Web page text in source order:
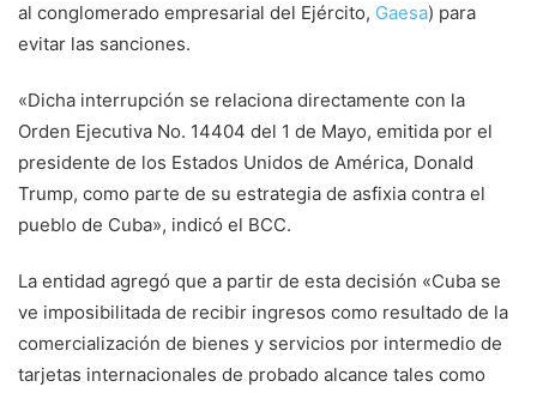
al conglomerado empresarial del Ejército, Gaesa) para
evitar las sanciones.
«Dicha interrupción se relaciona directamente con la
Orden Ejecutiva No. 14404 del 1 de Mayo, emitida por el
presidente de los Estados Unidos de América, Donald
Trump, como parte de su estrategia de asfixia contra el
pueblo de Cuba», indicó el BCC.
La entidad agregó que a partir de esta decisión «Cuba se
ve imposibilitada de recibir ingresos como resultado de la
comercialización de bienes y servicios por intermedio de
tarjetas internacionales de probado alcance tales como